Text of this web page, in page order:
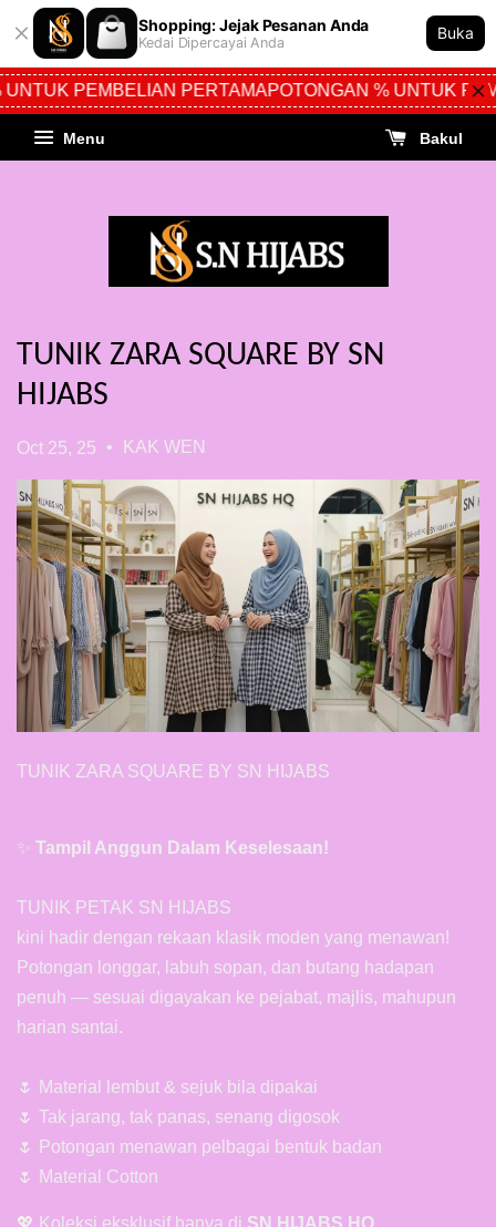
Shopping: Jejak Pesanan Anda
Kedai Dipercayai Anda
Buka
PEMBELIAN PERTAMAPOTONGAN % UNTUK
Menu Bakul
TUNIK ZARA SQUARE BY SN
HIJABS
Oct 25, 25 • KAK WEN
TUNIK ZARA SQUARE BY SN HIJABS
✨ Tampil Anggun Dalam Keselesaan!
TUNIK PETAK SN HIJABS
kini hadir dengan rekaan klasik moden yang menawan!
Potongan longgar, labuh sopan, dan butang hadapan
penuh — sesuai digayakan ke pejabat, majlis, mahupun
harian santai.
🌷 Material lembut & sejuk bila dipakai
🌷 Tak jarang, tak panas, senang digosok
🌷 Potongan menawan pelbagai bentuk badan
🌷 Material Cotton